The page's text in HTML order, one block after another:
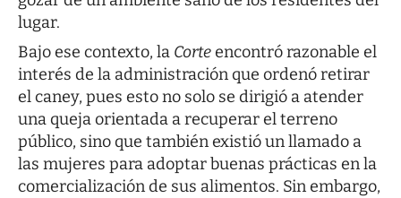
lugar.
Bajo ese contexto, la Corteencontró razonable el
interés de la administración que ordenó retirar
el caney, pues esto no solo se dirigió a atender
una queja orientada a recuperar el terreno
público, sino que también existió un llamado a
las mujeres para adoptar buenas prácticas en la
comercialización de sus alimentos. Sin embargo,